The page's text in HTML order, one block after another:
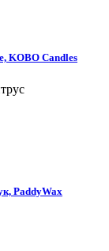
KOBO Candles
PaddyWax